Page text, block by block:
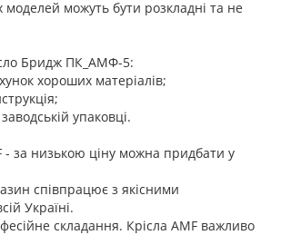
моделей можуть бути розкладні та не
Бридж ПК_АМФ-5:
хороших матеріалів;
упаковці.
- за низькою ціну можна придбати у
співпрацює з якісними
Україні.
складання. Крісла AMF важливо